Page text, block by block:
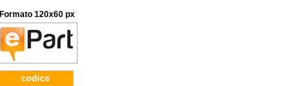
Formato 120x60 px
codice